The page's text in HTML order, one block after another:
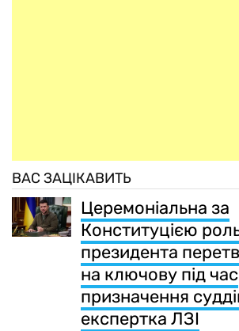
ВАС ЗАЦІКАВИТЬ
Церемоніальна за
Конституцією
президента
на ключову під час
призначення
експертка ЛЗІ